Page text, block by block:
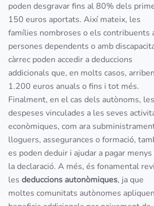
poden desgravar fins al 80% dels
150 euros aportats. Així mateix, les
famílies nombroses o els contribuents
persones dependents o amb
càrrec poden accedir a deduccions
addicionals que, en molts casos,
1.200 euros anuals o fins i tot més.
Finalment, en el cas dels autònoms, les
despeses vinculades a les seves
econòmiques, com ara
lloguers, assegurances o formació,
es poden deduir i ajudar a pagar menys
la declaració. A més, és fonamental
les deduccions autonòmiques, ja que
moltes comunitats autònomes apliquen